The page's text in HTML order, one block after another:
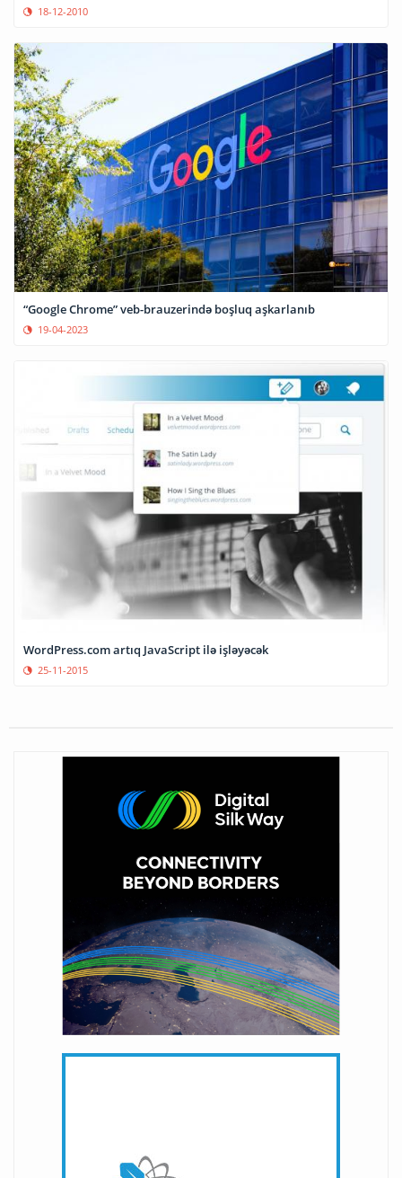
18-12-2010
“Google Chrome” veb-brauzerində boşluq aşkarlanıb
19-04-2023
WordPress.com artıq JavaScript ilə işləyəcək
25-11-2015